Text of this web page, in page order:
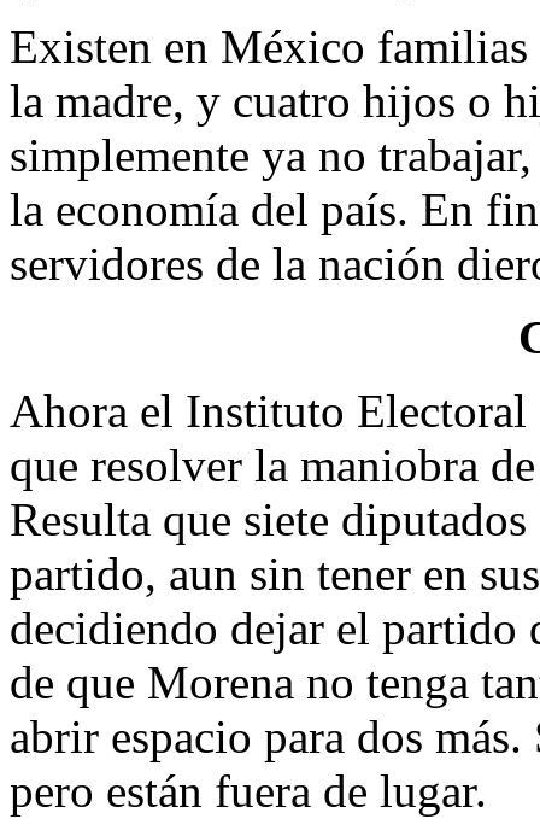
Existen en México familias
la madre, y cuatro hijos o
simplemente ya no
la economía del país. En
servidores de la nación
Ahora el Instituto
que resolver la maniobra
Resulta que siete
partido, aun sin tener en
decidiendo dejar el
de que Morena no tenga
abrir espacio para dos
pero están fuera de lugar.